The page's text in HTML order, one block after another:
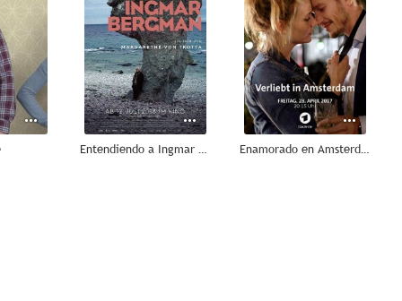
Entendiendo a Ingmar Bergman Enamorado en Amsterdam